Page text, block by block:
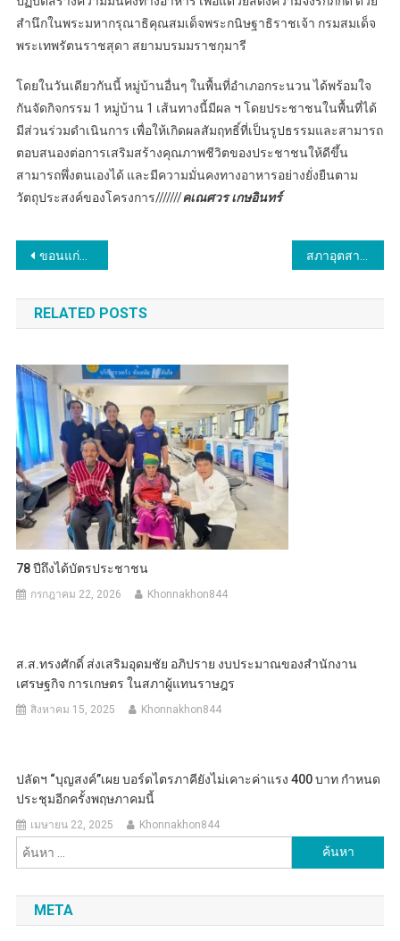
สำนึกในพระมหากรุณาธิคุณสมเด็จพระกนิษฐาธิราชเจ้า กรมสมเด็จ
พระเทพรัตนราชสุดา สยามบรมมราชกุมารี
โดยในวันเดียวกันนี้ หมู่บ้านอื่นๆ ในพื้นที่อำเภอกระนวน ได้พร้อมใจ
กันจัดกิจกรรม 1 หมู่บ้าน 1 เส้นทางนี้มีผล ฯ โดยประชาชนในพื้นที่ได้
มีส่วนร่วมดำเนินการ เพื่อให้เกิดผลสัมฤทธิ์ที่เป็นรูปธรรมและสามารถ
ตอบสนองต่อการเสริมสร้างคุณภาพชีวิตของประชาชนให้ดีขึ้น
สามารถพึ่งตนเองได้ และมีความมั่นคงทางอาหารอย่างยั่งยืนตาม
วัตถุประสงค์ของโครงการ///////คเณศวร เกษอินทร์
แนะแนว
เรื่อง
ขอนแก่น..อำเภอกระนวน ร่วมกับ ตำรวจ สภ.กระนวน ตรวจตรารักษาความสงบเรียบร้อย เข้มจัดระเบียบสังคม ดูแลความปลอดภัยของประชาชน
RELATED POSTS
78 ปีถึงได้บัตรประชาชน
กรกฎาคม 22, 2026 Khonnakhon844
ส.ส.ทรงศักดิ์ ส่งเสริมอุดมชัย อภิปราย งบประมาณของสำนักงาน
เศรษฐกิจ การเกษตร ในสภาผู้แทนราษฎร
สิงหาคม 15, 2025 Khonnakhon844
ปลัดฯ “บุญสงค์”เผย บอร์ดไตรภาคียังไม่เคาะค่าแรง 400 บาท กำหนด
ประชุมอีกครั้งพฤษภาคมนี้
เมษายน 22, 2025 Khonnakhon844
สำหรับ:
META